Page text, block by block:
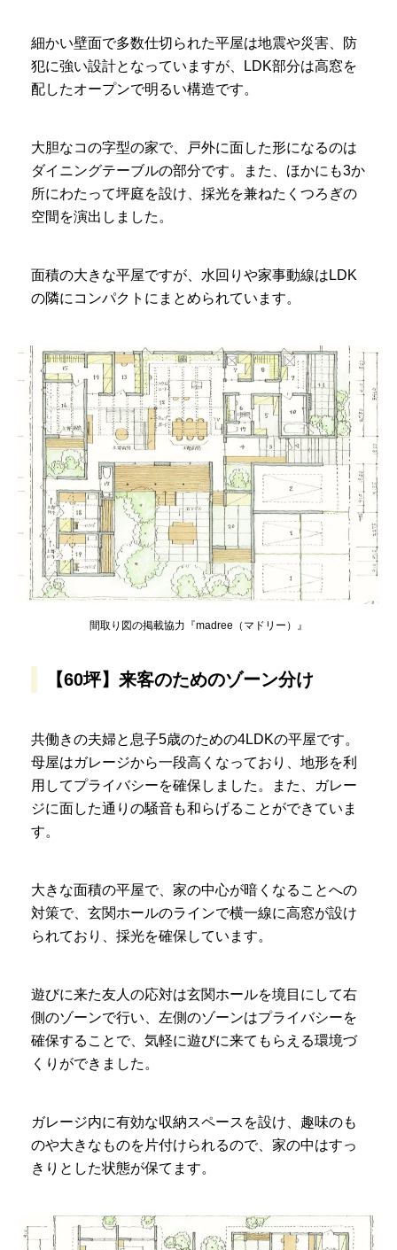
細かい壁面で多数仕切られた平屋は地震や災害、防
犯に強い設計となっていますが、LDK部分は高窓を
配したオープンで明るい構造です。
大胆なコの字型の家で、戸外に面した形になるのは
ダイニングテーブルの部分です。また、ほかにも3か
所にわたって坪庭を設け、採光を兼ねたくつろぎの
空間を演出しました。
面積の大きな平屋ですが、水回りや家事動線はLDK
の隣にコンパクトにまとめられています。
間取り図の掲載協力『madree（マドリー）』
【60坪】来客のためのゾーン分け
共働きの夫婦と息子5歳のための4LDKの平屋です。
母屋はガレージから一段高くなっており、地形を利
用してプライバシーを確保しました。また、ガレー
ジに面した通りの騒音も和らげることができていま
す。
大きな面積の平屋で、家の中心が暗くなることへの
対策で、玄関ホールのラインで横一線に高窓が設け
られており、採光を確保しています。
遊びに来た友人の応対は玄関ホールを境目にして右
側のゾーンで行い、左側のゾーンはプライバシーを
確保することで、気軽に遊びに来てもらえる環境づ
くりができました。
ガレージ内に有効な収納スペースを設け、趣味のも
のや大きなものを片付けられるので、家の中はすっ
きりとした状態が保てます。